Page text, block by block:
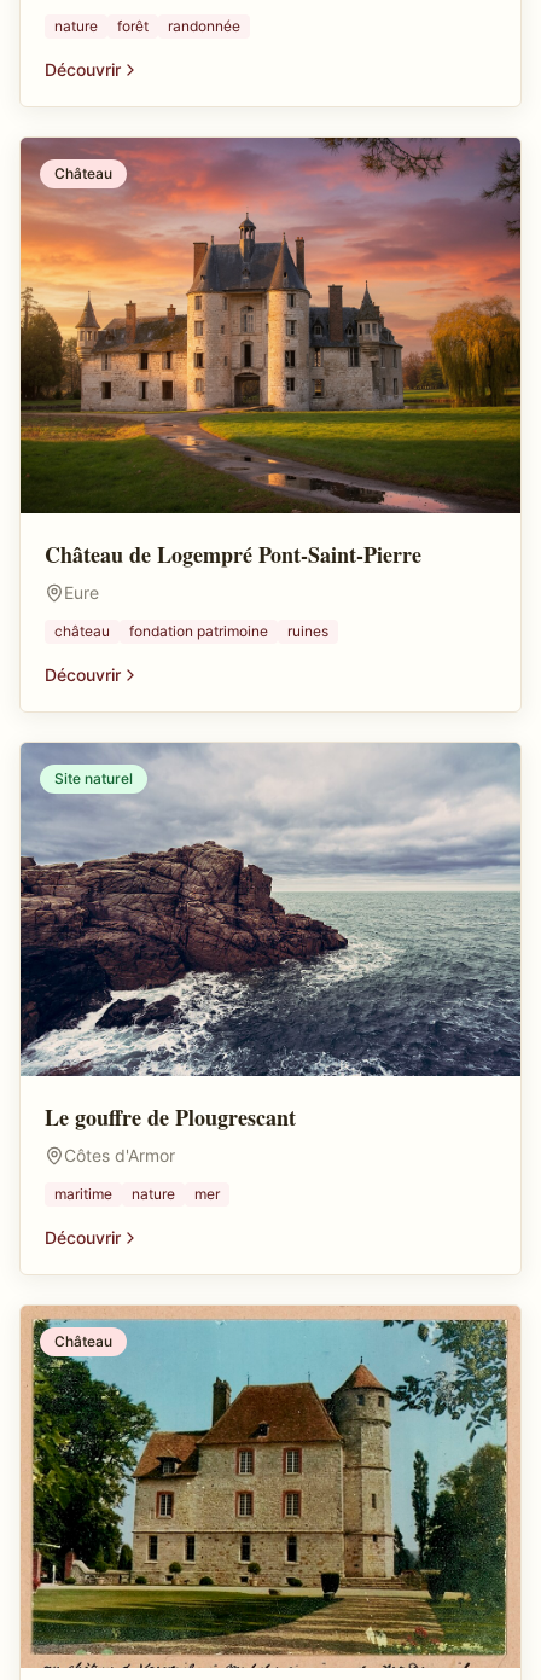
nature forêt randonnée
Découvrir
Château
Château de Logempré Pont-Saint-Pierre
Eure
château fondation patrimoine ruines
Découvrir
Site naturel
Le gouffre de Plougrescant
Côtes d'Armor
maritime nature mer
Découvrir
Château